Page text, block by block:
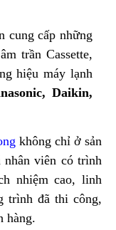
cung cấp những
trần Cassette,
hiệu máy lạnh
Daikin,
không chỉ ở sản
viên có trình
nhiệm cao, linh
trình đã thi công,
hàng.